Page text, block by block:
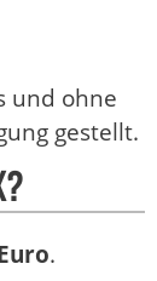
und ohne
gestellt.
.